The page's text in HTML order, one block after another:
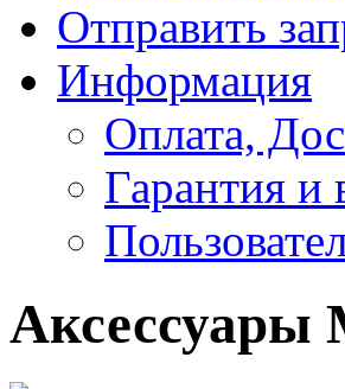
Отправить
Информация
Оплата,
Гарантия и
Аксессуары